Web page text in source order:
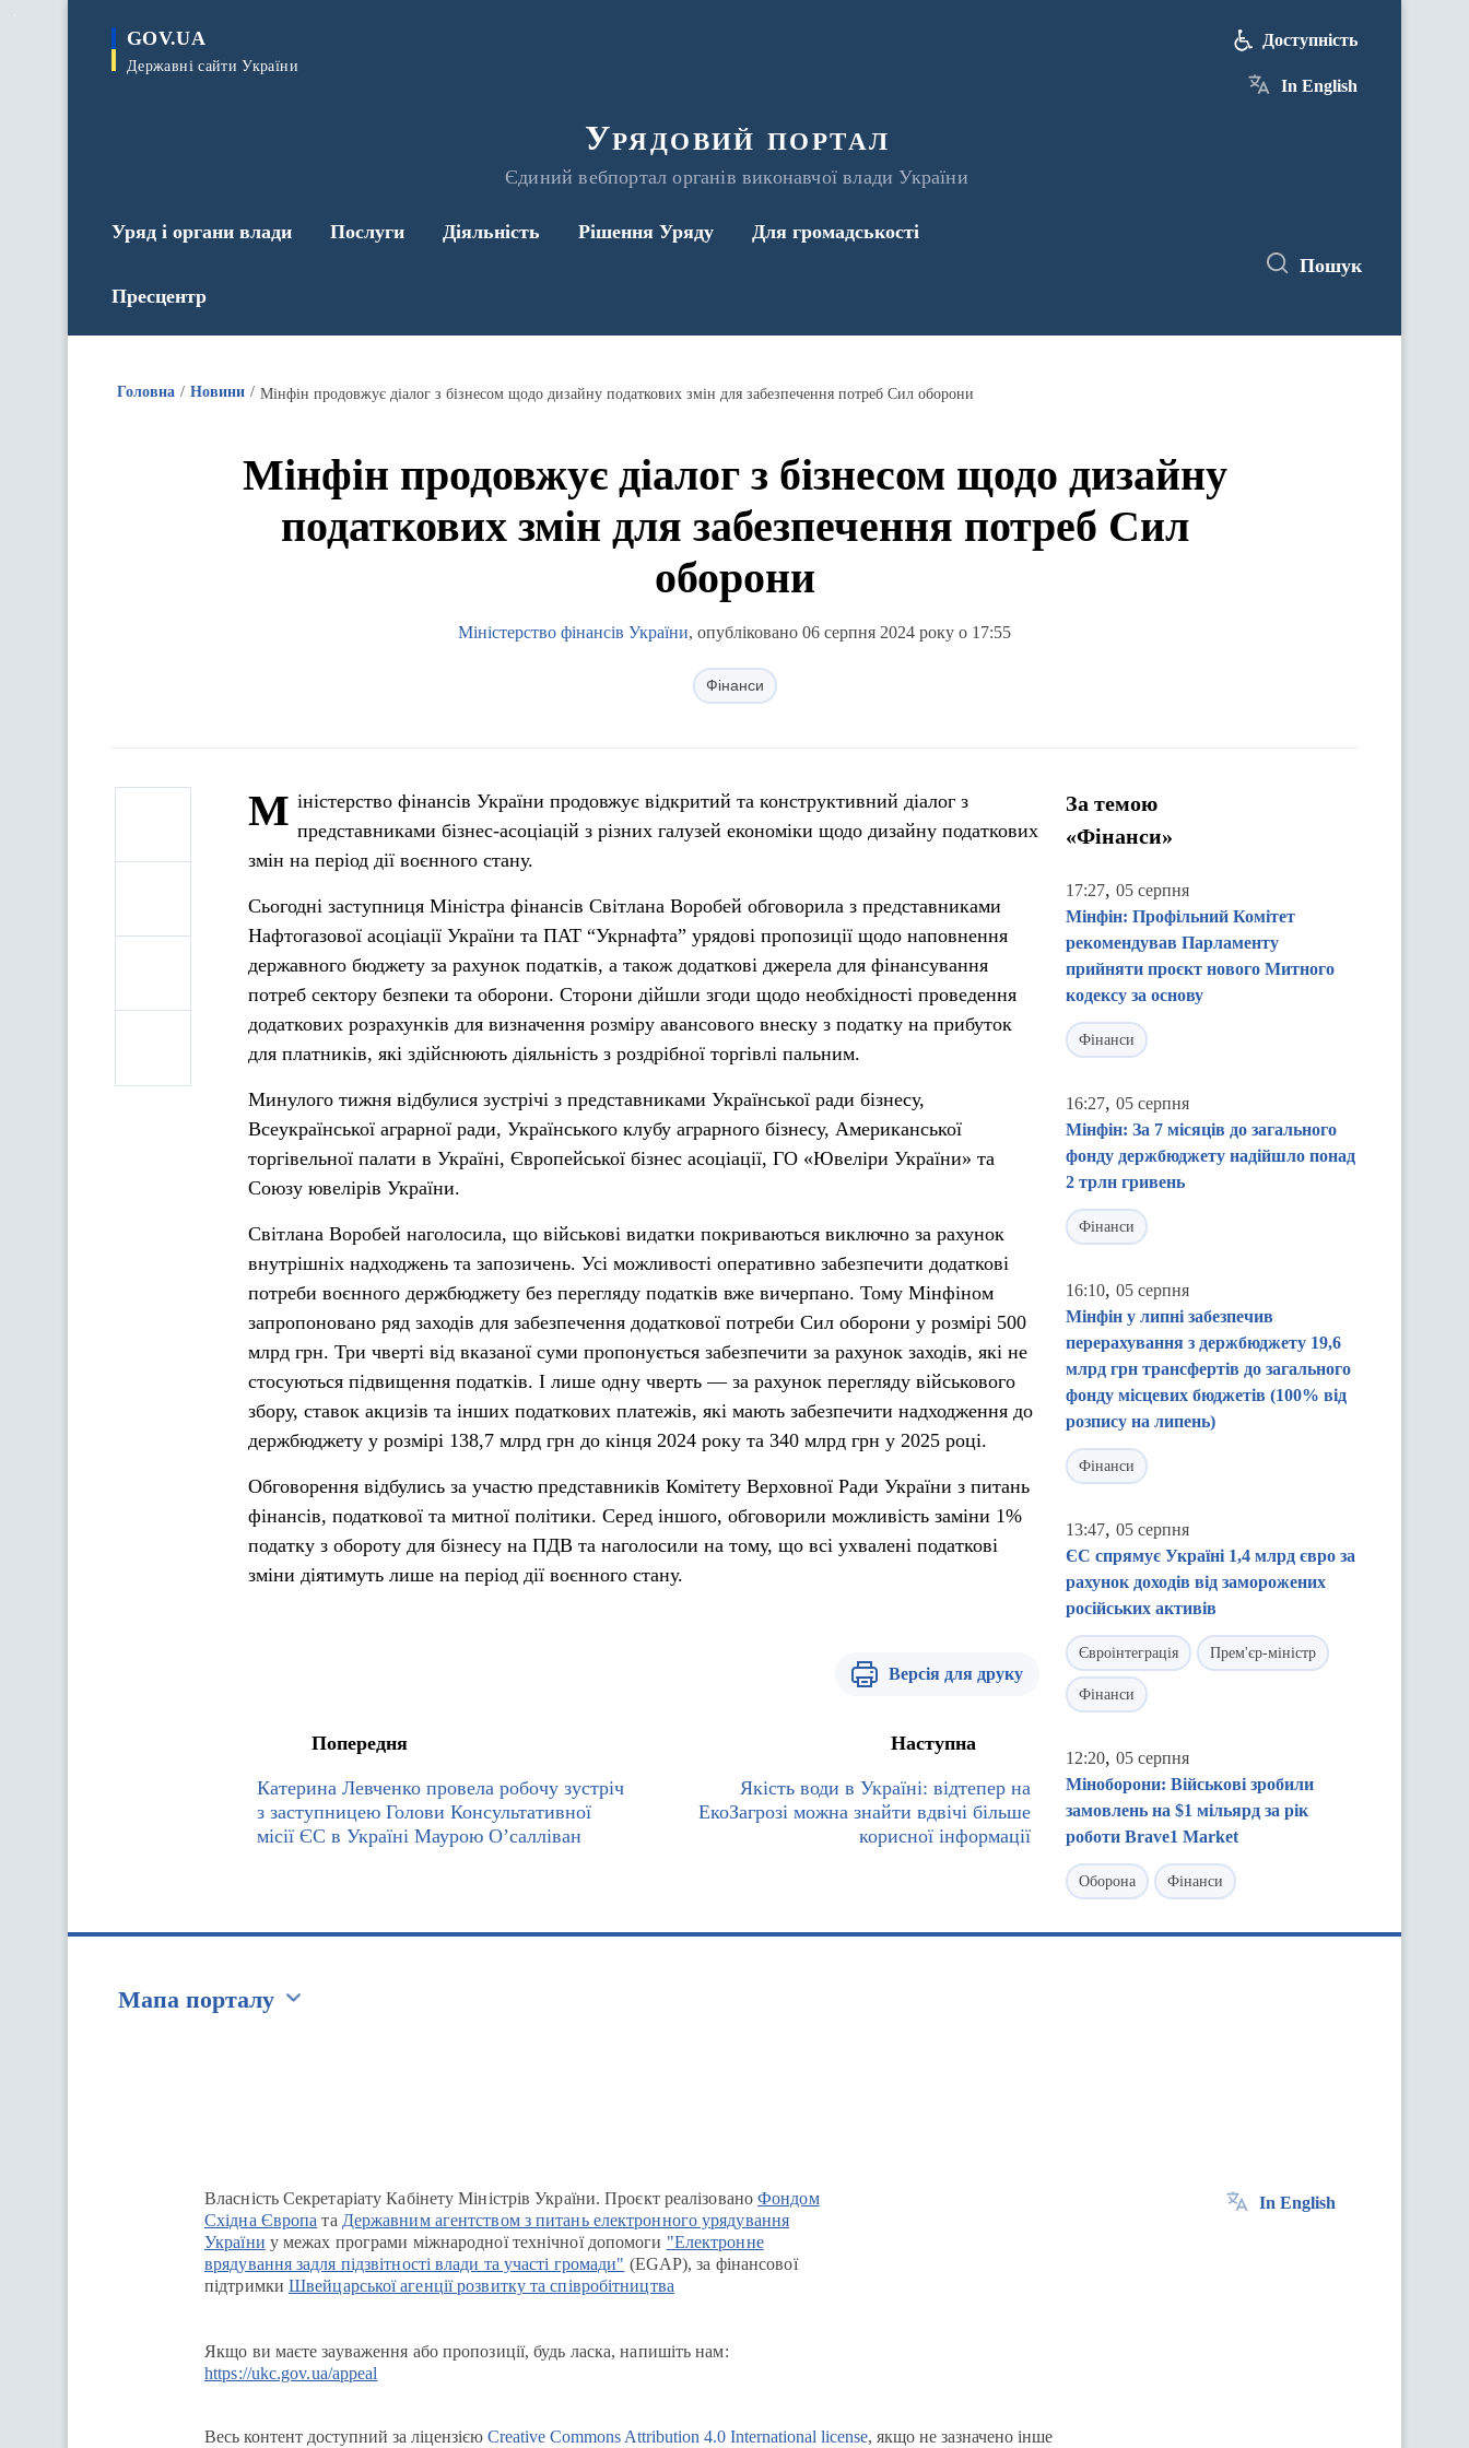
GOV.UA
Державні сайти України
Урядовий портал
Єдиний вебпортал органів виконавчої влади України
Доступність
In English
Уряд і органи влади Послуги Діяльність Рішення Уряду Для громадськості
Пресцентр
Пошук
Головна Новини Мінфін продовжує діалог з бізнесом щодо дизайну податкових змін для забезпечення потреб Сил оборони
Мінфін продовжує діалог з бізнесом щодо дизайну
податкових змін для забезпечення потреб Сил
оборони
Міністерство фінансів України, опубліковано 06 серпня 2024 року о 17:55
Фінанси
М іністерство фінансів України продовжує відкритий та конструктивний діалог з
представниками бізнес-асоціацій з різних галузей економіки щодо дизайну податкових
змін на період дії воєнного стану.
Сьогодні заступниця Міністра фінансів Світлана Воробей обговорила з представниками
Нафтогазової асоціації України та ПАТ “Укрнафта” урядові пропозиції щодо наповнення
державного бюджету за рахунок податків, а також додаткові джерела для фінансування
потреб сектору безпеки та оборони. Сторони дійшли згоди щодо необхідності проведення
додаткових розрахунків для визначення розміру авансового внеску з податку на прибуток
для платників, які здійснюють діяльність з роздрібної торгівлі пальним.
Минулого тижня відбулися зустрічі з представниками Української ради бізнесу,
Всеукраїнської аграрної ради, Українського клубу аграрного бізнесу, Американської
торгівельної палати в Україні, Європейської бізнес асоціації, ГО «Ювеліри України» та
Союзу ювелірів України.
Світлана Воробей наголосила, що військові видатки покриваються виключно за рахунок
внутрішніх надходжень та запозичень. Усі можливості оперативно забезпечити додаткові
потреби воєнного держбюджету без перегляду податків вже вичерпано. Тому Мінфіном
запропоновано ряд заходів для забезпечення додаткової потреби Сил оборони у розмірі 500
млрд грн. Три чверті від вказаної суми пропонується забезпечити за рахунок заходів, які не
стосуються підвищення податків. І лише одну чверть — за рахунок перегляду військового
збору, ставок акцизів та інших податкових платежів, які мають забезпечити надходження до
держбюджету у розмірі 138,7 млрд грн до кінця 2024 року та 340 млрд грн у 2025 році.
Обговорення відбулись за участю представників Комітету Верховної Ради України з питань
фінансів, податкової та митної політики. Серед іншого, обговорили можливість заміни 1%
податку з обороту для бізнесу на ПДВ та наголосили на тому, що всі ухвалені податкові
зміни діятимуть лише на період дії воєнного стану.
Версія для друку
Попередня
Катерина Левченко провела робочу зустріч
з заступницею Голови Консультативної
місії ЄС в Україні Маурою О’салліван
Наступна
Якість води в Україні: відтепер на
ЕкоЗагрозі можна знайти вдвічі більше
корисної інформації
За темою
«Фінанси»
17:27, 05 серпня
Мінфін: Профільний Комітет
рекомендував Парламенту
прийняти проєкт нового Митного
кодексу за основу
Фінанси
16:27, 05 серпня
Мінфін: За 7 місяців до загального
фонду держбюджету надійшло понад
2 трлн гривень
Фінанси
16:10, 05 серпня
Мінфін у липні забезпечив
перерахування з держбюджету 19,6
млрд грн трансфертів до загального
фонду місцевих бюджетів (100% від
розпису на липень)
Фінанси
13:47, 05 серпня
ЄС спрямує Україні 1,4 млрд євро за
рахунок доходів від заморожених
російських активів
Євроінтеграція Прем'єр-міністр
Фінанси
12:20, 05 серпня
Міноборони: Військові зробили
замовлень на $1 мільярд за рік
роботи Brave1 Market
Оборона Фінанси
Мапа порталу
Власність Секретаріату Кабінету Міністрів України. Проєкт реалізованоФондом
Східна Європа та Державним агентством з питань електронного урядування
України у межах програми міжнародної технічної допомоги "Електронне
врядування задля підзвітності влади та участі громади" (EGAP), за фінансової
підтримки Швейцарської агенції розвитку та співробітництва
Якщо ви маєте зауваження або пропозиції, будь ласка, напишіть нам:
https://ukc.gov.ua/appeal
In English
Весь контент доступний за ліцензією Creative Commons Attribution 4.0 International license, якщо не зазначено інше